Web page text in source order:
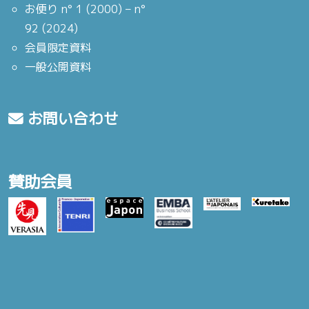
お便り n° 1 (2000) – n°
92 (2024)
会員限定資料
一般公開資料
お問い合わせ
賛助会員